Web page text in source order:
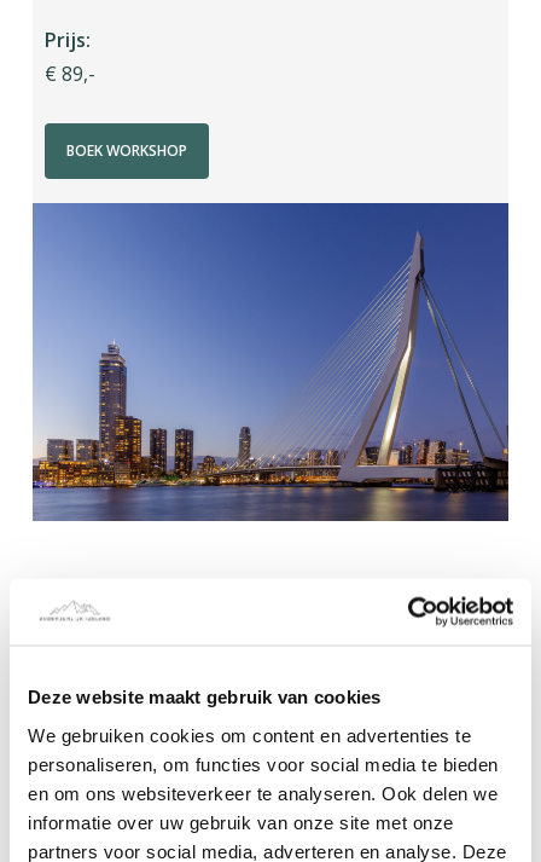
Deze website maakt gebruik van cookies
We gebruiken cookies om content en advertenties te
personaliseren, om functies voor social media te bieden
en om ons websiteverkeer te analyseren. Ook delen we
informatie over uw gebruik van onze site met onze
partners voor social media, adverteren en analyse. Deze
Prijs:
€ 89,-
BOEK WORKSHOP